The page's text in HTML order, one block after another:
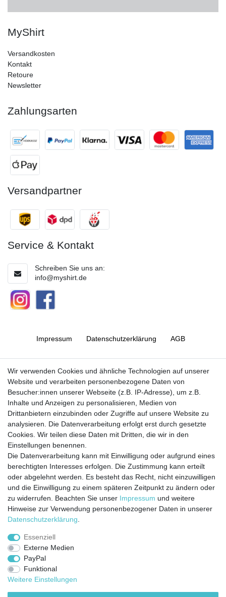
MyShirt
Versandkosten
Kontakt
Retoure
Newsletter
Zahlungsarten
Versandpartner
Service & Kontakt
Schreiben Sie uns an:
info@myshirt.de
Impressum Daten­schutz­erklärung AGB
Barrierefreiheitserklärung Widerrufs­recht
Vertrag widerrufen Kontakt
Jetzt anmelden und auf dem Laufenden
bleiben!
Sie wollen keine Neuigkeiten verpassen?
Dann melden Sie sich noch heute zu unserem Newsletter an:
VORNAME
E-MAIL **
Newsletter
Honig
Ich stimme zu, dass meine personenbezogenen Daten genutzt werden, um
Wir verwenden Cookies und ähnliche Technologien auf unserer
Website und verarbeiten personenbezogene Daten von
Besucher:innen unserer Webseite (z.B. IP-Adresse), um z.B.
Inhalte und Anzeigen zu personalisieren, Medien von
Drittanbietern einzubinden oder Zugriffe auf unsere Website zu
analysieren. Die Datenverarbeitung erfolgt erst durch gesetzte
Cookies. Wir teilen diese Daten mit Dritten, die wir in den
Einstellungen benennen.
Die Datenverarbeitung kann mit Einwilligung oder aufgrund eines
berechtigten Interesses erfolgen. Die Zustimmung kann erteilt
oder abgelehnt werden. Es besteht das Recht, nicht einzuwilligen
und die Einwilligung zu einem späteren Zeitpunkt zu ändern oder
zu widerrufen. Beachten Sie unser Impressum und weitere
Hinweise zur Verwendung personenbezogener Daten in unserer
Daten­schutz­erklärung
Essenziell
Externe Medien
PayPal
Funktional
Weitere Einstellungen